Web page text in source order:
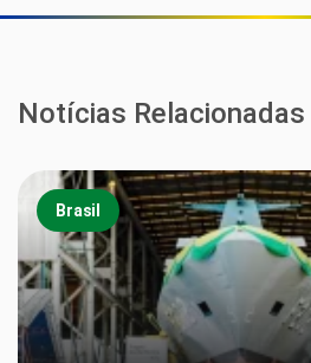
Notícias Relacionadas
Brasil